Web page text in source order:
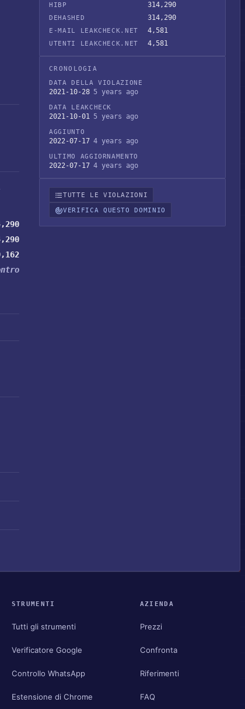
HIBP
314,290
DEHASHED 314,290
E-MAIL LEAKCHECK.NET 4,581
UTENTI LEAKCHECK.NET 4,581
CRONOLOGIA
DATA DELLA VIOLAZIONE
2021-10-28 5 years ago
DATA LEAKCHECK
2021-10-01 5 years ago
AGGIUNTO
2022-07-17 4 years ago
ULTIMO AGGIORNAMENTO
2022-07-17 4 years ago
TUTTE LE VIOLAZIONI
VERIFICA QUESTO DOMINIO
STRUMENTI
Tutti gli strumenti
Verificatore Google
Controllo WhatsApp
Estensione di Chrome
AZIENDA
Prezzi
Confronta
Riferimenti
FAQ